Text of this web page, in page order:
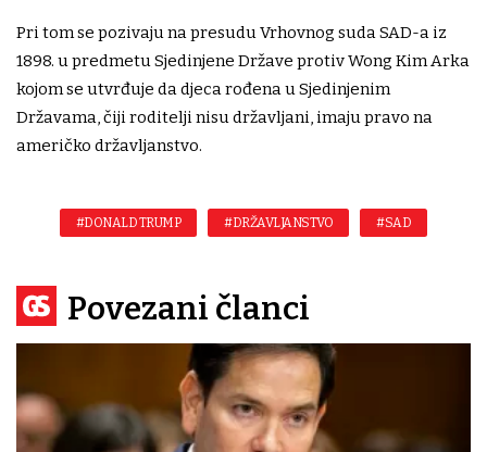
Pri tom se pozivaju na presudu Vrhovnog suda SAD-a iz
1898. u predmetu Sjedinjene Države protiv Wong Kim Arka
kojom se utvrđuje da djeca rođena u Sjedinjenim
Državama, čiji roditelji nisu državljani, imaju pravo na
američko državljanstvo.
#DONALD TRUMP #DRŽAVLJANSTVO #SAD
Povezani članci